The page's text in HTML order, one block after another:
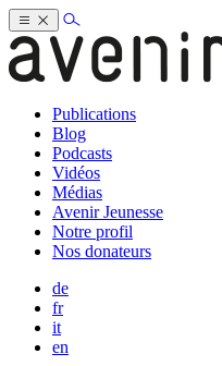
Publications
Blog
Podcasts
Vidéos
Médias
Avenir Jeunesse
Notre profil
Nos donateurs
de
fr
it
en